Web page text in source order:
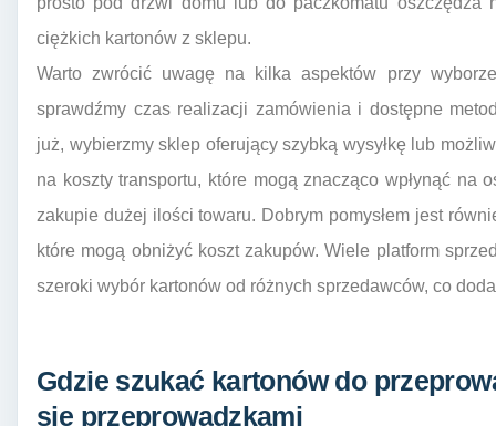
ciężkich kartonów z sklepu.
Warto zwrócić uwagę na kilka aspektów przy
sprawdźmy czas realizacji zamówienia i dostępne
już, wybierzmy sklep oferujący szybką wysyłkę lub
na koszty transportu, które mogą znacząco wpłynąć na
zakupie dużej ilości towaru. Dobrym pomysłem jest
które mogą obniżyć koszt zakupów. Wiele platform
szeroki wybór kartonów od różnych sprzedawców, co
Gdzie szukać kartonów do
się przeprowadzkami